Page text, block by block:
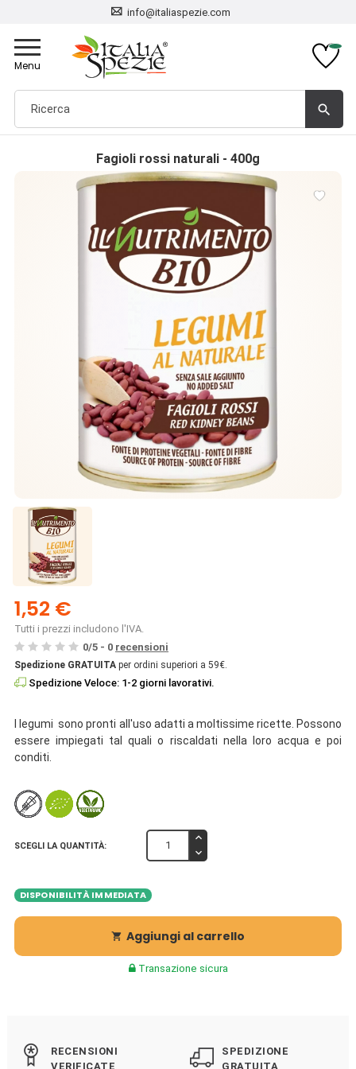
info@italiaspezie.com
search
Toggle
navigation
Menu
Fagioli rossi naturali - 400g

1,52 €
Tutti i prezzi includono l'IVA.
0/5 - 0 recensioni
Spedizione GRATUITA per ordini superiori a 59€.
Spedizione Veloce: 1-2 giorni lavorativi.
I legumi sono pronti all'uso adatti a moltissime ricette. Possono
essere impiegati tal quali o riscaldati nella loro acqua e poi
conditi.
SCEGLI LA QUANTITÀ:
DISPONIBILITÀ IMMEDIATA
 Aggiungi al carrello
Transazione sicura
RECENSIONI
VERIFICATE
SPEDIZIONE
GRATUITA